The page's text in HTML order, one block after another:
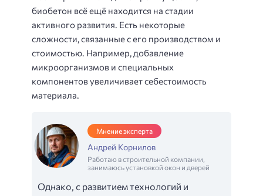
биобетон всё ещё находится на стадии
активного развития. Есть некоторые
сложности, связанные с его производством и
стоимостью. Например, добавление
микроорганизмов и специальных
компонентов увеличивает себестоимость
материала.
Мнение эксперта
Андрей Корнилов
Работаю в строительной компании,
занимаюсь установкой окон и дверей
Однако, с развитием технологий и